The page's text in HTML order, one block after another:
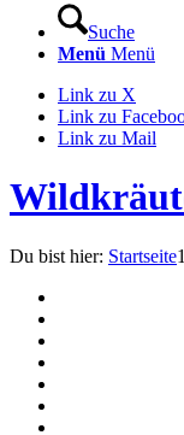
Suche
Menü Menü
Link zu X
Link zu
Link zu Mail
Du bist hier: Startseite1